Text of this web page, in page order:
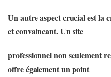
Un autre aspect crucial est la
et convaincant. Un site
professionnel non seulement
offre également un point